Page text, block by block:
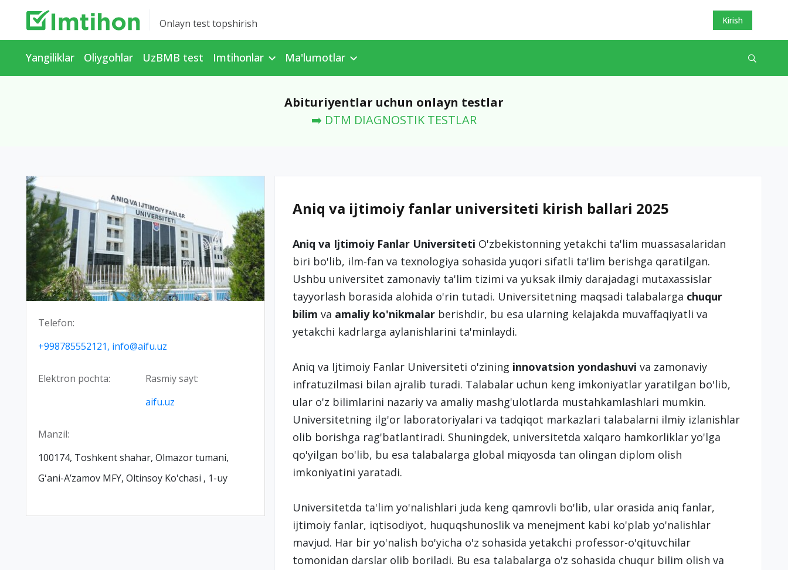
Onlayn test topshirish Kirish
Yangiliklar Oliygohlar UzBMB test Imtihonlar Ma'lumotlar
Abituriyentlar uchun onlayn testlar
➡️ DTM DIAGNOSTIK TESTLAR
Telefon:
+998785552121, info@aifu.uz
Elektron pochta:
Rasmiy sayt:
aifu.uz
Manzil:
100174, Toshkent shahar, Olmazor tumani,
Gʻani-Aʼzamov MFY, Oltinsoy Ko'chasi , 1-uy
Aniq va ijtimoiy fanlar universiteti kirish ballari 2025
Aniq va Ijtimoiy Fanlar Universiteti O'zbekistonning yetakchi ta'lim muassasalaridan
biri bo'lib, ilm-fan va texnologiya sohasida yuqori sifatli ta'lim berishga qaratilgan.
Ushbu universitet zamonaviy ta'lim tizimi va yuksak ilmiy darajadagi mutaxassislar
tayyorlash borasida alohida o'rin tutadi. Universitetning maqsadi talabalarga chuqur
bilim va amaliy ko'nikmalarberishdir, bu esa ularning kelajakda muvaffaqiyatli va
yetakchi kadrlarga aylanishlarini ta'minlaydi.
Aniq va Ijtimoiy Fanlar Universiteti o'zining innovatsion yondashuvi va zamonaviy
infratuzilmasi bilan ajralib turadi. Talabalar uchun keng imkoniyatlar yaratilgan bo'lib,
ular o'z bilimlarini nazariy va amaliy mashg'ulotlarda mustahkamlashlari mumkin.
Universitetning ilg'or laboratoriyalari va tadqiqot markazlari talabalarni ilmiy izlanishlar
olib borishga rag'batlantiradi. Shuningdek, universitetda xalqaro hamkorliklar yo'lga
qo'yilgan bo'lib, bu esa talabalarga global miqyosda tan olingan diplom olish
imkoniyatini yaratadi.
Universitetda ta'lim yo'nalishlari juda keng qamrovli bo'lib, ular orasida aniq fanlar,
ijtimoiy fanlar, iqtisodiyot, huquqshunoslik va menejment kabi ko'plab yo'nalishlar
mavjud. Har bir yo'nalish bo'yicha o'z sohasida yetakchi professor-o'qituvchilar
tomonidan darslar olib boriladi. Bu esa talabalarga o'z sohasida chuqur bilim olish va